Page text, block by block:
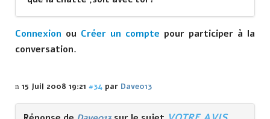
Connexion ou Créer un compte pour participer à la
conversation.
15 Juil 2008 19:21 #34 par Dave013